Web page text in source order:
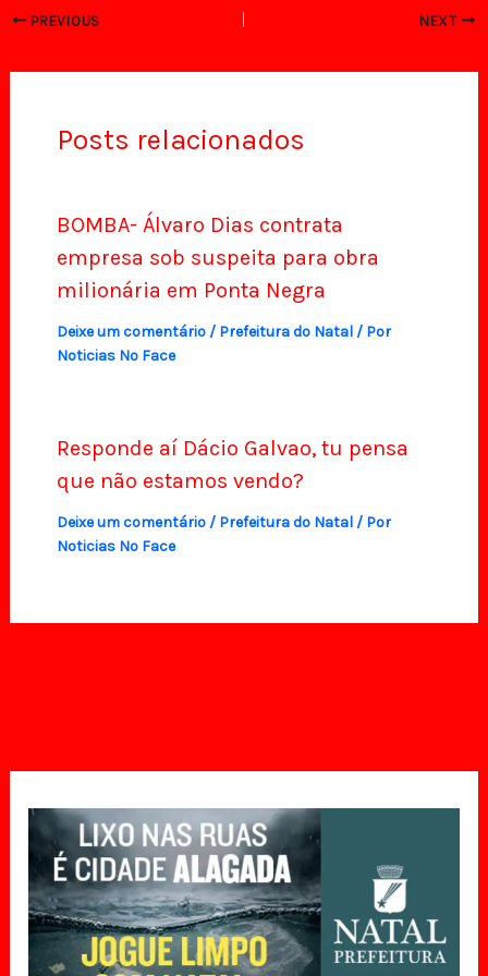
PREVIOUS NEXT
Posts relacionados
BOMBA- Álvaro Dias contrata
empresa sob suspeita para obra
milionária em Ponta Negra
Deixe um comentário / Prefeitura do Natal/ Por
Noticias No Face
Responde aí Dácio Galvao, tu pensa
que não estamos vendo?
Deixe um comentário / Prefeitura do Natal/ Por
Noticias No Face